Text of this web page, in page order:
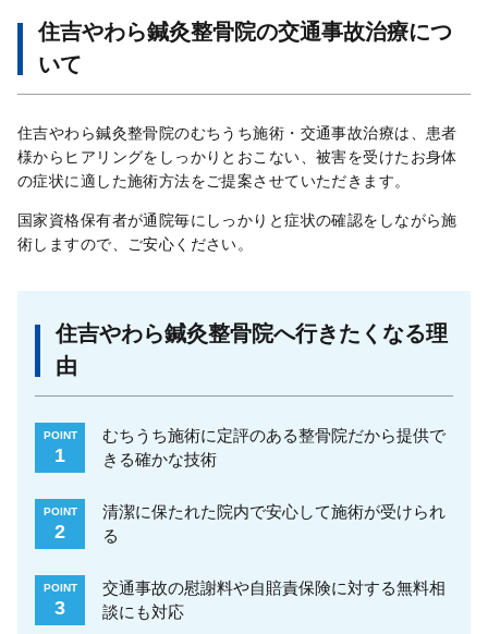
住吉やわら鍼灸整骨院の交通事故治療につ
いて
住吉やわら鍼灸整骨院のむちうち施術・交通事故治療は、患者
様からヒアリングをしっかりとおこない、被害を受けたお身体
の症状に適した施術方法をご提案させていただきます。
国家資格保有者が通院毎にしっかりと症状の確認をしながら施
術しますので、ご安心ください。
住吉やわら鍼灸整骨院へ行きたくなる理
由
POINT
1
むちうち施術に定評のある整骨院だから提供で
きる確かな技術
POINT
2
清潔に保たれた院内で安心して施術が受けられ
る
POINT
3
交通事故の慰謝料や自賠責保険に対する無料相
談にも対応